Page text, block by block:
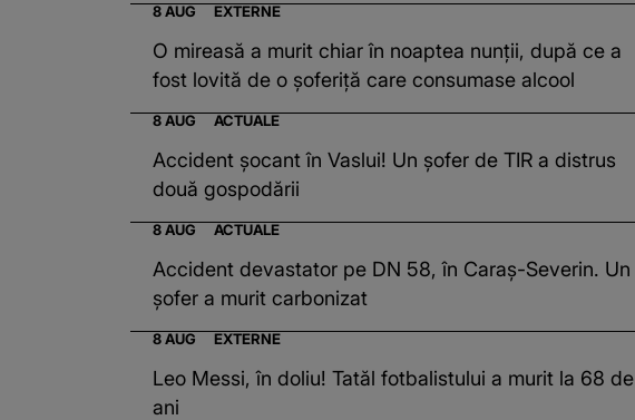
8 AUG EXTERNE
O mireasă a murit chiar în noaptea nunții, după ce a
fost lovită de o șoferiță care consumase alcool
8 AUG ACTUALE
Accident șocant în Vaslui! Un șofer de TIR a distrus
două gospodării
8 AUG ACTUALE
Accident devastator pe DN 58, în Caraș-Severin. Un
șofer a murit carbonizat
8 AUG EXTERNE
Leo Messi, în doliu! Tatăl fotbalistului a murit la 68 de
ani